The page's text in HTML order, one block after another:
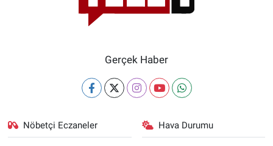
Gerçek Haber
Nöbetçi Eczaneler Hava Durumu